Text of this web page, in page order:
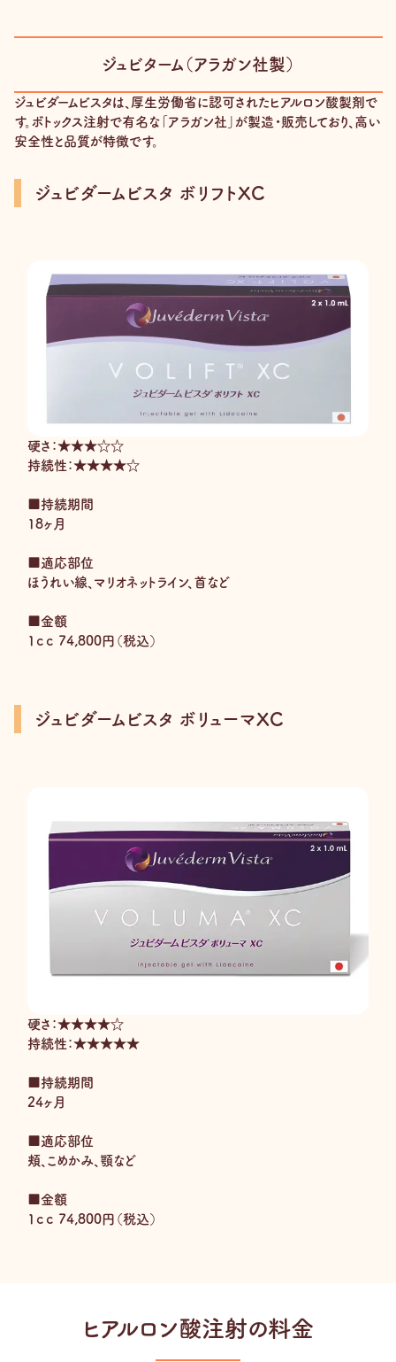
ジュビターム（アラガン社製）
ジュビダームビスタは、厚生労働省に認可されたヒアルロン酸製剤で
す。ボトックス注射で有名な「アラガン社」が製造・販売しており、高い
安全性と品質が特徴です。
ジュビダームビスタ ボリフトXC
硬さ：★★★☆☆
持続性：★★★★☆
■持続期間
18ヶ月
■適応部位
ほうれい線、マリオネットライン、首など
■金額
1ｃｃ 74,800円（税込）
ジュビダームビスタ ボリューマXC
硬さ：★★★★☆
持続性：★★★★★
■持続期間
24ヶ月
■適応部位
頬、こめかみ、顎など
■金額
1ｃｃ 74,800円（税込）
ヒアルロン酸注射の料金